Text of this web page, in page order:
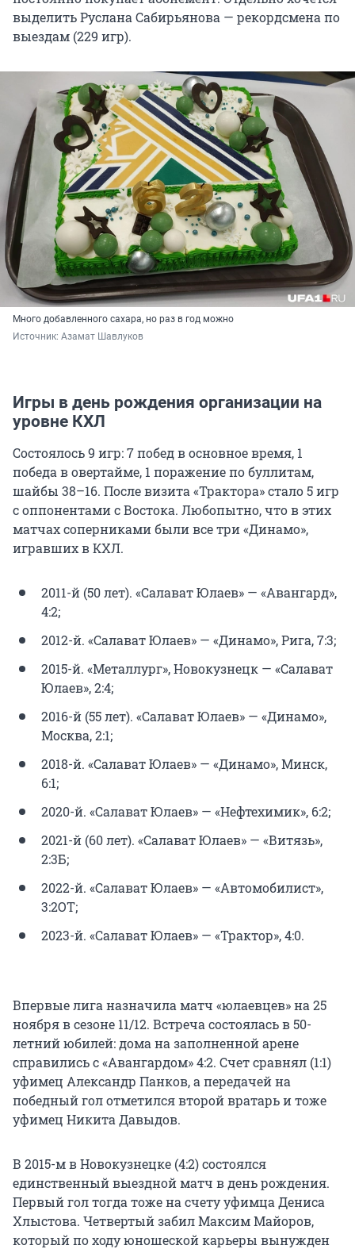
выделить Руслана Сабирьянова — рекордсмена по
выездам (229 игр).
Много добавленного сахара, но раз в год можно
Источник: Азамат Шавлуков
Игры в день рождения организации на
уровне КХЛ
Состоялось 9 игр: 7 побед в основное время, 1
победа в овертайме, 1 поражение по буллитам,
шайбы 38–16. После визита «Трактора» стало 5 игр
с оппонентами с Востока. Любопытно, что в этих
матчах соперниками были все три «Динамо»,
игравших в КХЛ.
2011-й (50 лет). «Салават Юлаев» — «Авангард»,
4:2;
2012-й. «Салават Юлаев» — «Динамо», Рига, 7:3;
2015-й. «Металлург», Новокузнецк — «Салават
Юлаев», 2:4;
2016-й (55 лет). «Салават Юлаев» — «Динамо»,
Москва, 2:1;
2018-й. «Салават Юлаев» — «Динамо», Минск,
6:1;
2020-й. «Салават Юлаев» — «Нефтехимик», 6:2;
2021-й (60 лет). «Салават Юлаев» — «Витязь»,
2:3Б;
2022-й. «Салават Юлаев» — «Автомобилист»,
3:2ОТ;
2023-й. «Салават Юлаев» — «Трактор», 4:0.
Впервые лига назначила матч «юлаевцев» на 25
ноября в сезоне 11/12. Встреча состоялась в 50-
летний юбилей: дома на заполненной арене
справились с «Авангардом» 4:2. Счет сравнял (1:1)
уфимец Александр Панков, а передачей на
победный гол отметился второй вратарь и тоже
уфимец Никита Давыдов.
В 2015-м в Новокузнецке (4:2) состоялся
единственный выездной матч в день рождения.
Первый гол тогда тоже на счету уфимца Дениса
Хлыстова. Четвертый забил Максим Майоров,
который по ходу юношеской карьеры вынужден